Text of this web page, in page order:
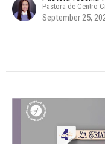
Pastora de Centro
September 25,